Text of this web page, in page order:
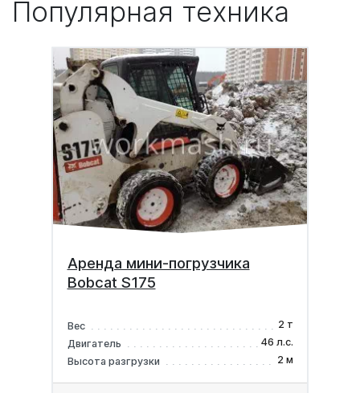
Популярная техника
Аренда мини-погрузчика
Bobcat S175
Вес
2 т
Двигатель
46 л.с.
Высота разгрузки
2 м